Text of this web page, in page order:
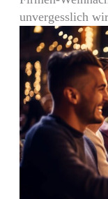
unvergesslich